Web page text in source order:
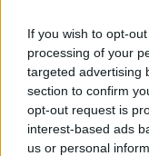
If you wish to opt-
processing of your
targeted advertising
section to confirm
opt-out request is
interest-based ads
us or personal